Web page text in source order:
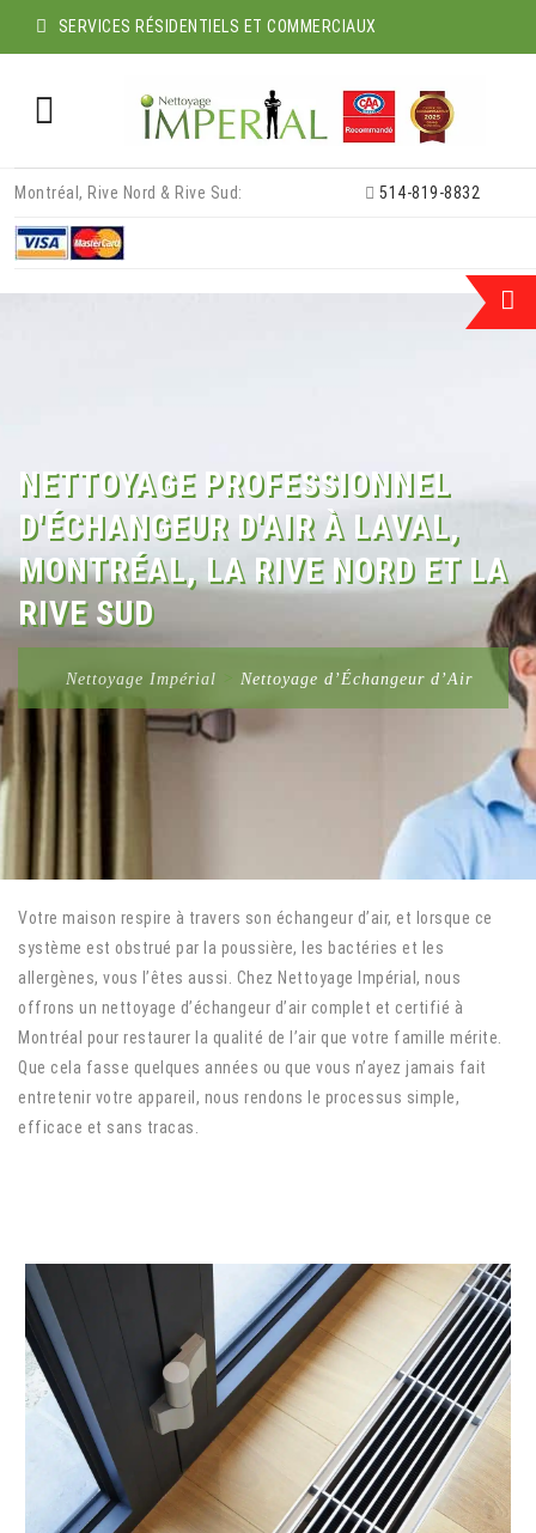
SERVICES RÉSIDENTIELS ET COMMERCIAUX
content
Montréal, Rive Nord & Rive Sud: 514-819-8832
NETTOYAGE PROFESSIONNEL
D'ÉCHANGEUR D'AIR À LAVAL,
MONTRÉAL, LA RIVE NORD ET LA
RIVE SUD
Nettoyage Impérial > Nettoyage d’Échangeur d’Air
Votre maison respire à travers son échangeur d’air, et lorsque ce
système est obstrué par la poussière, les bactéries et les
allergènes, vous l’êtes aussi. Chez Nettoyage Impérial, nous
offrons un nettoyage d’échangeur d’air complet et certifié à
Montréal pour restaurer la qualité de l’air que votre famille mérite.
Que cela fasse quelques années ou que vous n’ayez jamais fait
entretenir votre appareil, nous rendons le processus simple,
efficace et sans tracas.